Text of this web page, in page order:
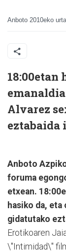
Anboto 2010eko
18:00etan
Alvarez
eztabaida
Anboto
foruma
etxean.
hasiko da,
gidatutako
Erotikoaren
\"Intimidad\"